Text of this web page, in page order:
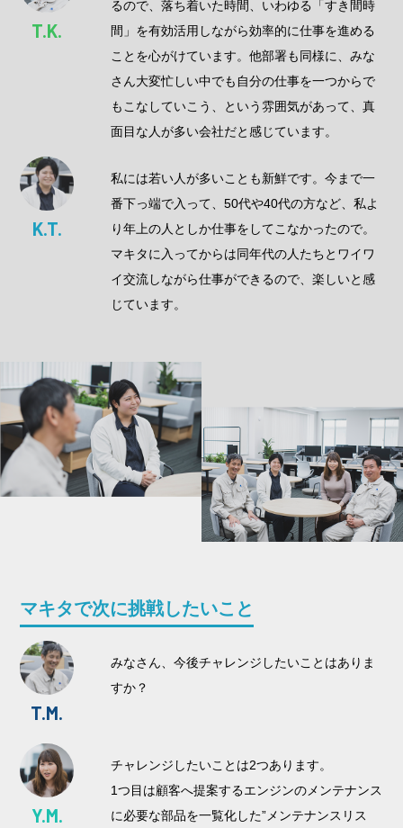
T.K.
るので、落ち着いた時間、いわゆる「すき間時
間」を有効活用しながら効率的に仕事を進める
ことを心がけています。他部署も同様に、みな
さん大変忙しい中でも自分の仕事を一つからで
もこなしていこう、という雰囲気があって、真
面目な人が多い会社だと感じています。
K.T.
私には若い人が多いことも新鮮です。今まで一
番下っ端で入って、50代や40代の方など、私よ
り年上の人としか仕事をしてこなかったので。
マキタに入ってからは同年代の人たちとワイワ
イ交流しながら仕事ができるので、楽しいと感
じています。
マキタで次に挑戦したいこと
T.M.
みなさん、今後チャレンジしたいことはありま
すか？
Y.M.
チャレンジしたいことは2つあります。
1つ目は顧客へ提案するエンジンのメンテナンス
に必要な部品を一覧化した”メンテナンスリス